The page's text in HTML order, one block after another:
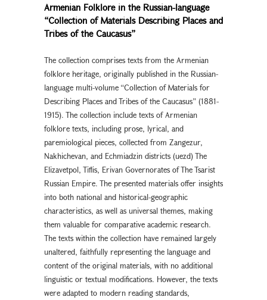
Armenian Folklore in the Russian-language
“Collection of Materials Describing Places and
Tribes of the Caucasus”
The collection comprises texts from the Armenian
folklore heritage, originally published in the Russian-
language multi-volume “Collection of Materials for
Describing Places and Tribes of the Caucasus” (1881-
1915). The collection include texts of Armenian
folklore texts, including prose, lyrical, and
paremiological pieces, collected from Zangezur,
Nakhichevan, and Echmiadzin districts (uezd) The
Elizavetpol, Tiflis, Erivan Governorates of The Tsarist
Russian Empire. The presented materials offer insights
into both national and historical-geographic
characteristics, as well as universal themes, making
them valuable for comparative academic research.
The texts within the collection have remained largely
unaltered, faithfully representing the language and
content of the original materials, with no additional
linguistic or textual modifications. However, the texts
were adapted to modern reading standards,